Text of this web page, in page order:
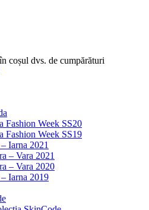
coșul dvs. de cumpărături
Fashion Week SS20
Fashion Week SS19
Iarna 2021
– Vara 2021
– Vara 2020
Iarna 2019